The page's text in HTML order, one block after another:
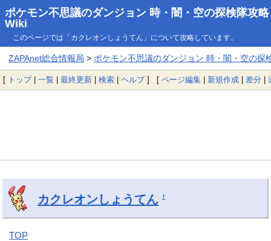
ポケモン不思議のダンジョン 時・闇・空の探検隊攻略
Wiki
このページでは「カクレオンしょうてん」について攻略しています。
ZAPAnet総合情報局 > ポケモン不思議のダンジョン 時・闇・空の探
[ トップ| 一覧 | 最終更新 | 検索 | ヘルプ] [ ページ編集 | 新規作成 | 差分 |
カクレオンしょうてん †
TOP